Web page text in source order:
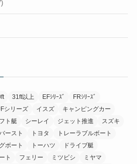
31ft以上 EFｼﾘｰｽﾞ
FRｼﾘｰｽﾞ
シリーズ イスズ
キャンピングカー
ト艇 シーレイ ジェット推進
スズキ
ースト トヨタ
トレーラブルボート
ボート トーハツ
ドライブ艇
ト フェリー ミツビシ
ミヤマ